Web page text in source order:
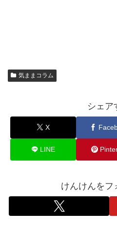
気ままコラム
シェア
X
LINE
けんけんをフ